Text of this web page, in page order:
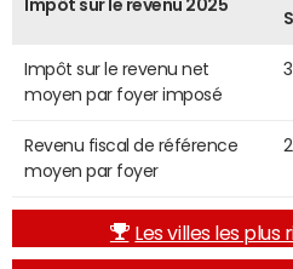
Impôt sur le revenu 2025
Impôt sur le revenu net
moyen par foyer imposé
Revenu fiscal de référence
moyen par foyer
Les villes les plus